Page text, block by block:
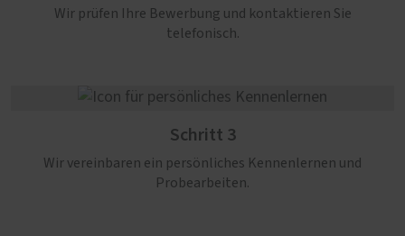
Wir prüfen Ihre Bewerbung und kontaktieren Sie
telefonisch.
Schritt 3
Wir vereinbaren ein persönliches Kennenlernen und
Probearbeiten.